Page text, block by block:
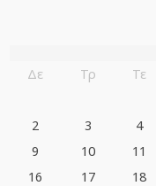
Δε Τρ Τε
2
3 4
9
10 11
16
17 18